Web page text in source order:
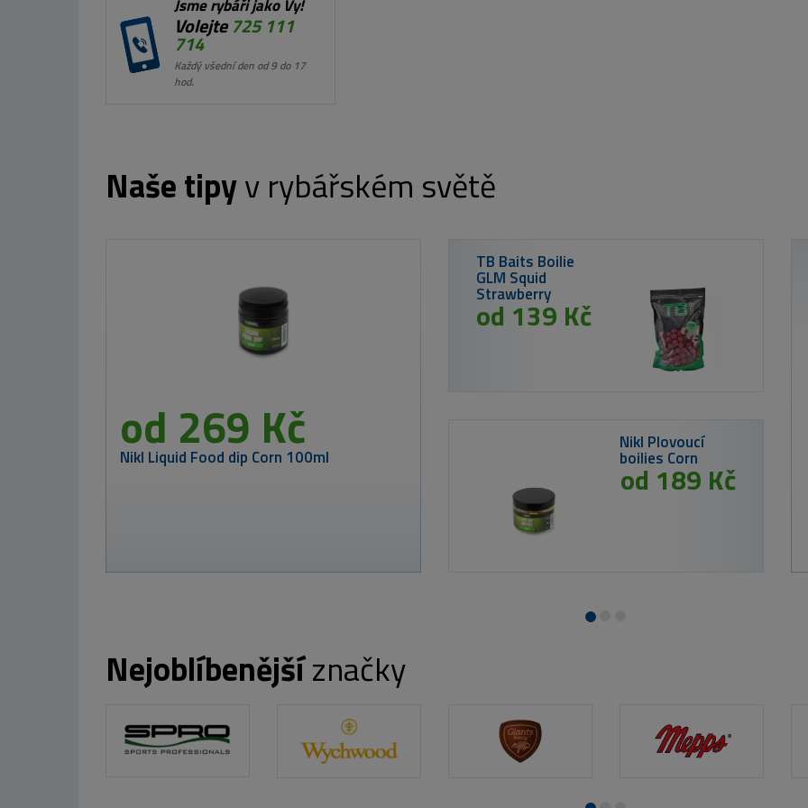
Jsme rybáři jako Vy!
Volejte725 111
714
Každý všední den od 9 do 17
hod.
Naše tipyv rybářském světě
od 175 Kč
Nikl Rozpustné boilies Calanus & Krill
ShadTeez 12cm
15g Super
Orange
54 Kč
Nejoblíbenějšíznačky